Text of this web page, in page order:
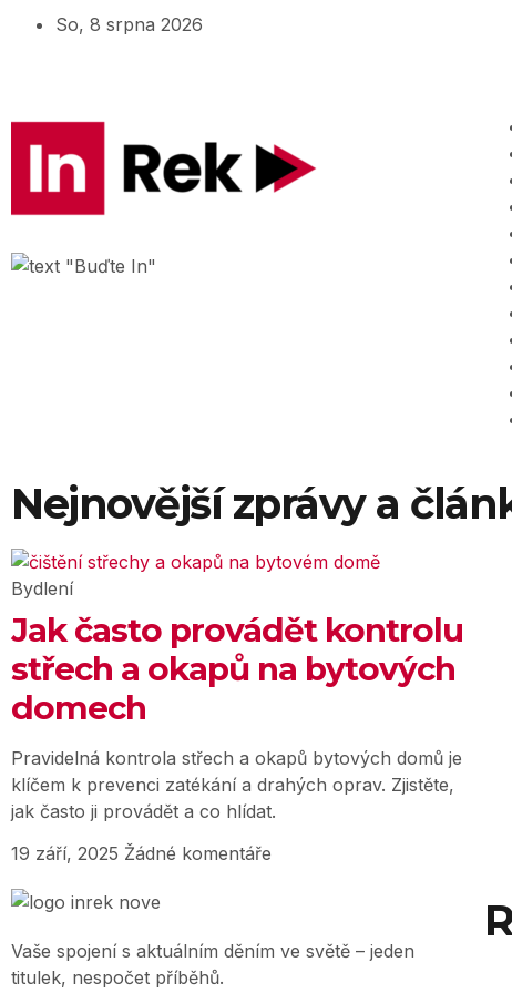
So, 8 srpna 2026
Nejnovější zprávy a
Bydlení
Jak často provádět kontrolu
střech a okapů na bytových
domech
Pravidelná kontrola střech a okapů bytových domů je
klíčem k prevenci zatékání a drahých oprav. Zjistěte,
jak často ji provádět a co hlídat.
19 září, 2025 Žádné komentáře
Vaše spojení s aktuálním děním ve světě – jeden
titulek, nespočet příběhů.